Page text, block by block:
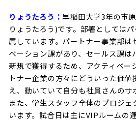
りょうたろう：早稲田大学3年の市
りょうたろう)です。部署としては
属しています。パートナー事業部は
ベーション課があり、セールス課は
新規で獲得するため、アクティベー
トナー企業の方々にどういった価
え、動いていて自分も社員さんのサ
また、学生スタッフ全体のプロジ
います。試合日は主にVIPルームの